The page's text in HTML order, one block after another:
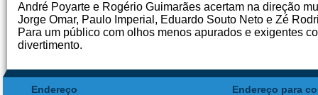
André Poyarte e Rogério Guimarães acertam na direção
Jorge Omar, Paulo Imperial, Eduardo Souto Neto e Zé
Para um público com olhos menos apurados e exigentes
divertimento.
Endereço
Endereço para